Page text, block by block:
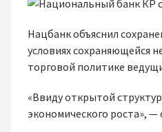
Нацбанк объяснил
условиях сохраняющейся
торговой политике
«Ввиду открытой
экономического роста», —